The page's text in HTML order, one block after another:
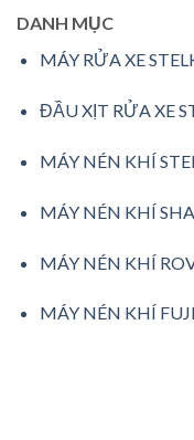
DANH MỤC
MÁY RỬA XE
ĐẦU XỊT RỬA XE
MÁY NÉN KHÍ
MÁY NÉN KHÍ
MÁY NÉN KHÍ
MÁY NÉN KHÍ